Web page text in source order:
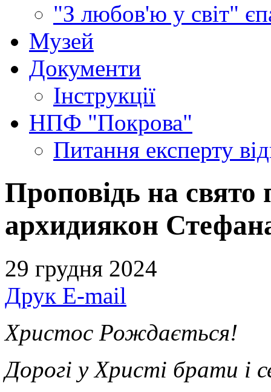
"З любов'ю у світ"
Музей
Документи
Інструкції
НПФ "Покрова"
Питання експерту
Проповідь на
архидиякон
29 грудня 2024
Друк E-mail
Христос Рождається!
Дорогі у Христі брати і